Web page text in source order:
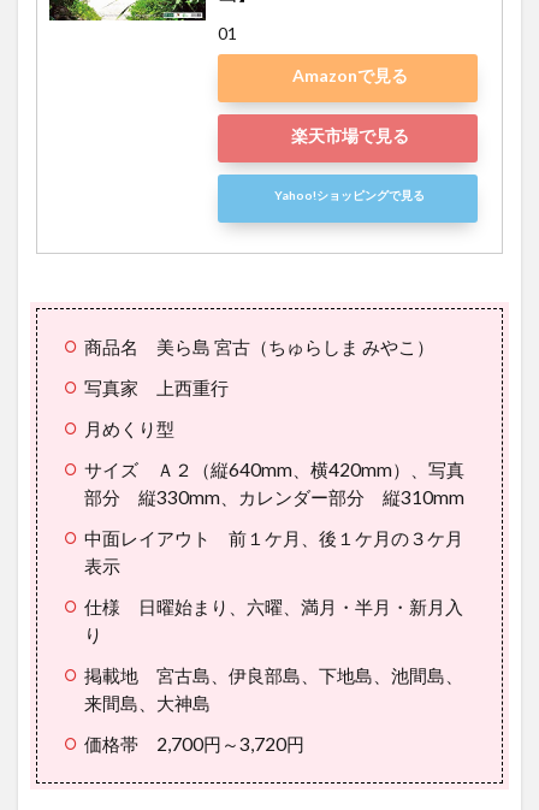
01
Amazonで見る
楽天市場で見る
Yahoo!ショッピングで見る
商品名 美ら島 宮古（ちゅらしま みやこ）
写真家 上西重行
月めくり型
サイズ Ａ２（縦640mm、横420mm）、写真
部分 縦330mm、カレンダー部分 縦310mm
中面レイアウト 前１ケ月、後１ケ月の３ケ月
表示
仕様 日曜始まり、六曜、満月・半月・新月入
り
掲載地 宮古島、伊良部島、下地島、池間島、
来間島、大神島
価格帯 2,700円～3,720円